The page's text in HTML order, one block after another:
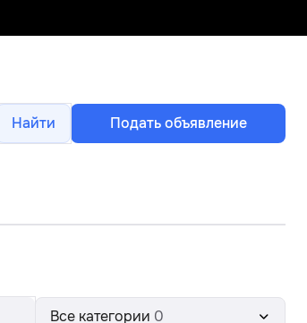
Найти Подать объявление
Все категории 0